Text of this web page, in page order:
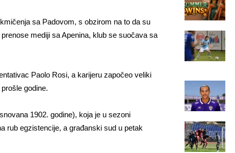
sa Padovom, s obzirom na to da su
mediji sa Apenina, klub se suočava sa
Paolo Rosi, a karijeru započeo veliki
godine.
1902. godine), koja je u sezoni
rub egzistencije, a građanski sud u petak